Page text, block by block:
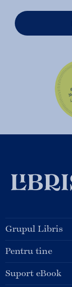
Grupul Libris
Pentru tine
Suport eBook